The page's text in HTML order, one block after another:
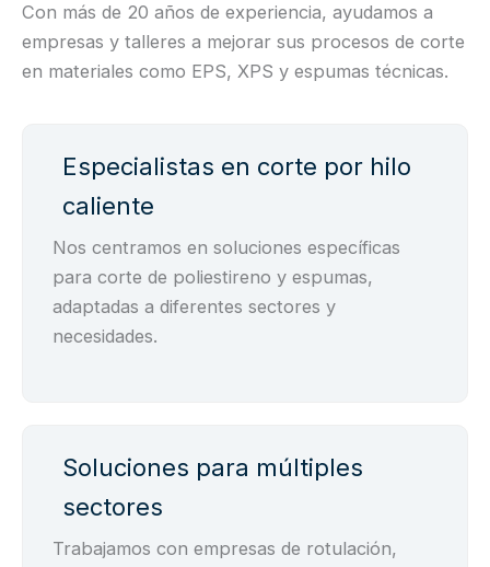
Con más de 20 años de experiencia, ayudamos a
empresas y talleres a mejorar sus procesos de corte
en materiales como EPS, XPS y espumas técnicas.
Especialistas en corte por hilo
caliente
Nos centramos en soluciones específicas
para corte de poliestireno y espumas,
adaptadas a diferentes sectores y
necesidades.
Soluciones para múltiples
sectores
Trabajamos con empresas de rotulación,